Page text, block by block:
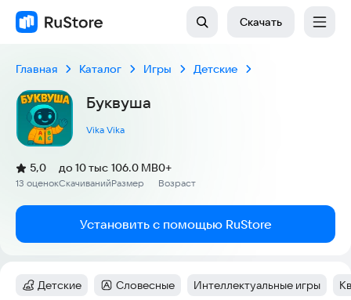
Скачать
Главная Каталог Игры Детские
Буквуша
Vika Vika
Рейтинг:
5,0
(
13 оценок
)
Скачиваний
до 10 тыс
Размер
106.0 MB
Возраст
0+
Установить с помощью RuStore
Категория:
Детские Категория:
Словесные Тег:
Интеллектуальные игры